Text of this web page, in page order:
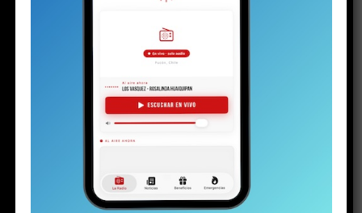
“Caso Sobresueldos”
decreto del sumario
fiscal del proceso y secretaria municipal, Gladiela Matus
—en el que, entre otras medidas, se destituye al ex
Administrador Municipal, Francisco Torres, y se deja
sin sanción a los tres trabajadores a honorarios
cuestionados en el proceso—